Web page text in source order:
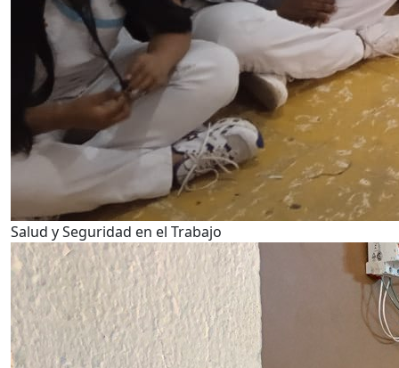
Salud y Seguridad en el Trabajo